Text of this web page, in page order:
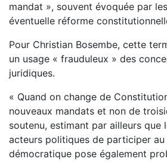
mandat », souvent évoquée par
éventuelle réforme
Pour Christian Bosembe, cette
un usage « frauduleux » des
juridiques.
« Quand on change de
nouveaux mandats et non de
soutenu, estimant par ailleurs que
acteurs politiques de participer au
démocratique pose également